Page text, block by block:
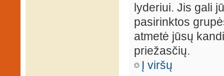
lyderiui. Jis gali
pasirinktos
atmetė jūsų
priežasčių.
Į viršų